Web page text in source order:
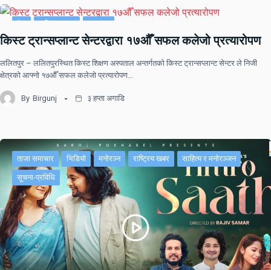
किस्ट ट्रान्सप्लान्ट सेन्टरद्वारा १७औँ सफल कलेजो प्रत्यारोपण
ललितपुर – ललितपुरस्थित किस्ट शिक्षण अस्पताल अन्तर्गतको किस्ट ट्रान्सप्लान्ट सेन्टर ले निजी
क्षेत्रको आफ्नो १७औँ सफल कलेजो प्रत्यारोपण…
By Birgunj ३ हप्ता अगाडि
ताजा समाचार भिडियो मनोरञ्न राष्ट्रिय खबर साहित्य र मनोरञ्जन
सूचना-प्रविधि